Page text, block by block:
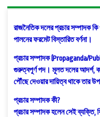
রাজনৈতিক দলের প্রচার সম্পাদক
পালনের ফরমেট বিস্তারিত বর্ণনা।
প্রচার সম্পাদক (Propaganda/
গুরুত্বপূর্ণ পদ। মূলত দলের আদর্শ,
পৌঁছে দেওয়ার দায়িত্ব থাকে তার
প্রচার সম্পাদক কী?
প্রচার সম্পাদক হলেন সেই ব্যক্তি,